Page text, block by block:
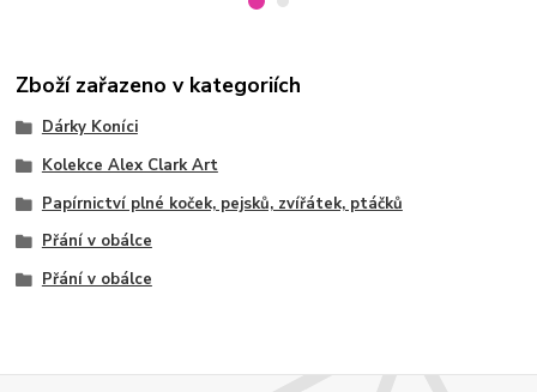
Zboží zařazeno v kategoriích
Dárky Koníci
Kolekce Alex Clark Art
Papírnictví plné koček, pejsků, zvířátek, ptáčků
Přání v obálce
Přání v obálce